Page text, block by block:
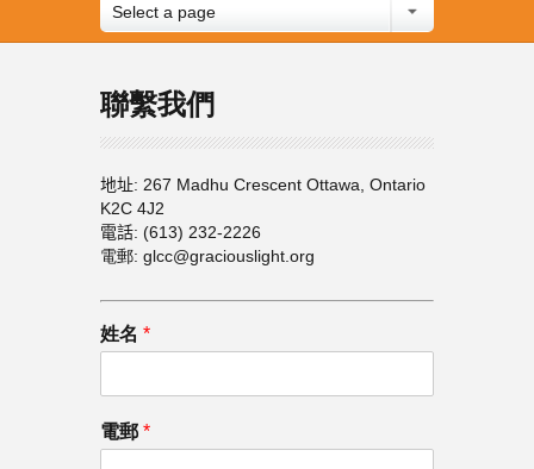
Select a page
聯繫我們
地址: 267 Madhu Crescent Ottawa, Ontario
K2C 4J2
電話: (613) 232-2226
電郵: glcc@graciouslight.org
姓名 *
電郵 *